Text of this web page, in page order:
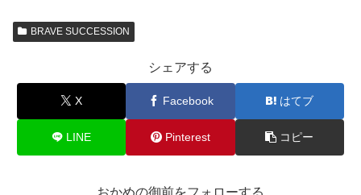
BRAVE SUCCESSION
シェアする
X Facebook はてブ
LINE Pinterest コピー
おかめの御前をフォローする